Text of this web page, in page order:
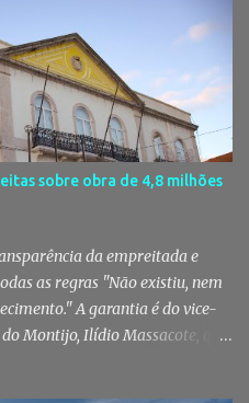
a Associação Humanitária
Novo, reforçando o espírito
este evento. O branco é a cor
Pinhal Novo 10 anos depois da
a ser muito mais do que
ponto de encontro entre
entre amigos e famílias,
distingue o Pinhal Novo: a
simples numa tradição que
os anos, quando ch...
sobre obra de 4,8 milhões
da empreitada e
as regras "Não existiu, nem
A garantia é do vice-
Montijo, Ilídio Massacote, que